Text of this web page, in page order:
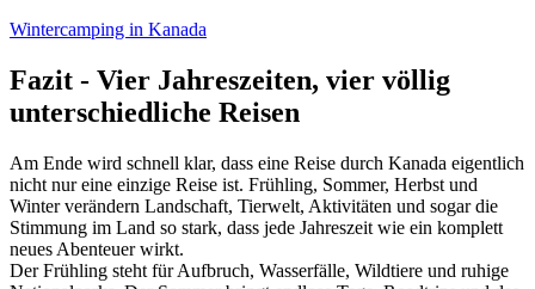
Wintercamping in Kanada
Fazit - Vier Jahreszeiten, vier völlig
unterschiedliche Reisen
Am Ende wird schnell klar, dass eine Reise durch Kanada eigentlich
nicht nur eine einzige Reise ist. Frühling, Sommer, Herbst und
Winter verändern Landschaft, Tierwelt, Aktivitäten und sogar die
Stimmung im Land so stark, dass jede Jahreszeit wie ein komplett
neues Abenteuer wirkt.
Der Frühling steht für Aufbruch, Wasserfälle, Wildtiere und ruhige